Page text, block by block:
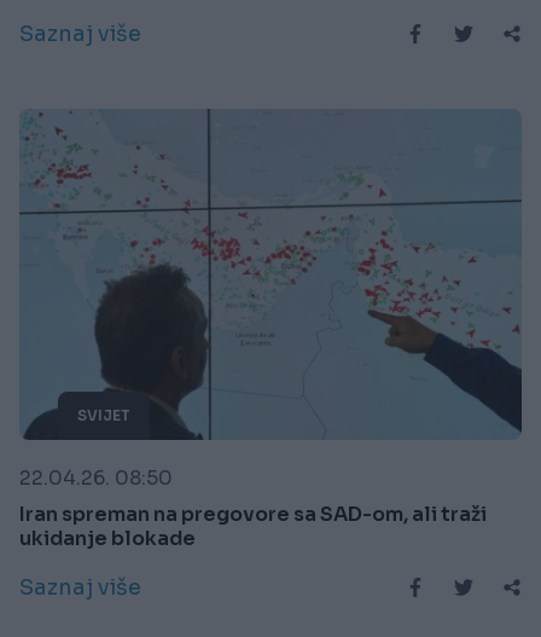
Saznaj više
SVIJET
22.04.26. 08:50
Iran spreman na pregovore sa SAD-om, ali traži
ukidanje blokade
Saznaj više